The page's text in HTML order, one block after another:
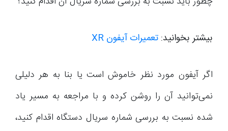
بیشتر بخوانید: تعمیرات آیفون XR
اگر آیفون مورد نظر خاموش است یا بنا به هر دلیلی
نمی‌توانید آن را روشن کرده و با مراجعه به مسیر یاد
شده نسبت به بررسی شماره سریال دستگاه اقدام کنید،